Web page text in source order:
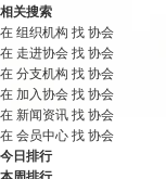
相关搜索
在组织机构 找 协会
在 走进协会找 协会
在分支机构 找 协会
在加入协会找 协会
在新闻资讯找 协会
在会员中心找 协会
今日排行